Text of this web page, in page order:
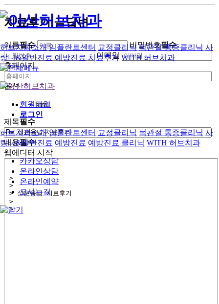
허브치과소개 임플란트센터 교정클리닉 턱관절 통증클리닉 사
랑니&일반진료 예방진료 치료후기 WITH 허브치과
회원가입
로그인
허브치과소개 임플란트센터 교정클리닉 턱관절 통증클리닉 사
랑니&일반진료 예방진료 예방진료 클리닉 WITH 허브치과
카카오상담
온라인상담
온라인예약
오시는길
치료후기 글답변
이름필수 비밀번호필수
이메일
홈페이지
옵션
html
제목필수
내용필수
웹에디터 시작